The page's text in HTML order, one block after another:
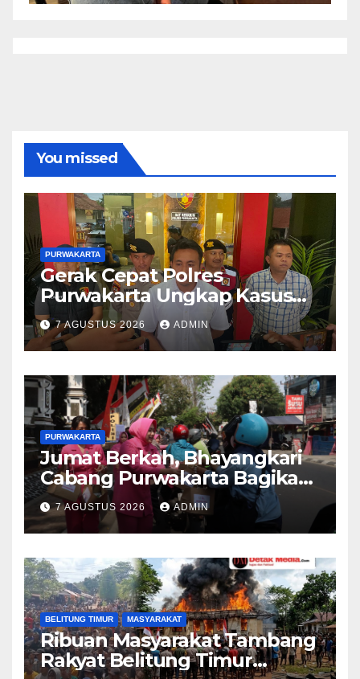
You missed
PURWAKARTA
Gerak Cepat Polres
Purwakarta Ungkap Kasus
Dugaan Pembunuhan di
Cikopo, Terduga Pelaku
Diamankan Sesaat Setelah
Kejadian
7 AGUSTUS 2026 ADMIN
PURWAKARTA
Jumat Berkah, Bhayangkari
Cabang Purwakarta Bagikan
Paket Makan Siang kepada
Masyarakat
7 AGUSTUS 2026 ADMIN
BELITUNG TIMUR MASYARAKAT
Ribuan Masyarakat Tambang
Rakyat Belitung Timur